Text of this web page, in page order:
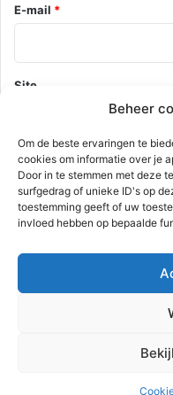
Beheer
Om de beste ervaringen te
cookies om informatie over je
Door in te stemmen met deze
surfgedrag of unieke ID's op
toestemming geeft of uw
invloed hebben op bepaalde
E-mail *
Site
Mijn naam, e-mail en
volgende keer wanneer ik
reactie gegevens worden